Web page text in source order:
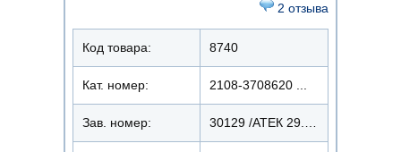
2 отзыва
Код товара: 8740
Кат. номер: 2108-3708620 ...
Зав. номер: 30129 /АТЕК 29.3708-600